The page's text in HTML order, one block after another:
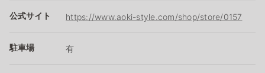
公式サイト https://www.aoki-style.com/shop/store/0157
駐車場 有